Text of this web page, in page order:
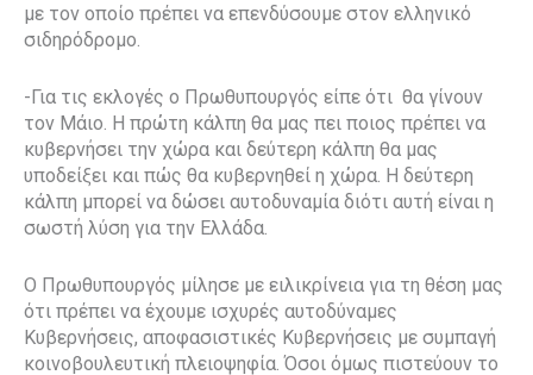
με τον οποίο πρέπει να επενδύσουμε στον ελληνικό
σιδηρόδρομο.
-Για τις εκλογές ο Πρωθυπουργός είπε ότι θα γίνουν
τον Μάιο. Η πρώτη κάλπη θα μας πει ποιος πρέπει να
κυβερνήσει την χώρα και δεύτερη κάλπη θα μας
υποδείξει και πώς θα κυβερνηθεί η χώρα. Η δεύτερη
κάλπη μπορεί να δώσει αυτοδυναμία διότι αυτή είναι η
σωστή λύση για την Ελλάδα.
Ο Πρωθυπουργός μίλησε με ειλικρίνεια για τη θέση μας
ότι πρέπει να έχουμε ισχυρές αυτοδύναμες
Κυβερνήσεις, αποφασιστικές Κυβερνήσεις με συμπαγή
κοινοβουλευτική πλειοψηφία. Όσοι όμως πιστεύουν το